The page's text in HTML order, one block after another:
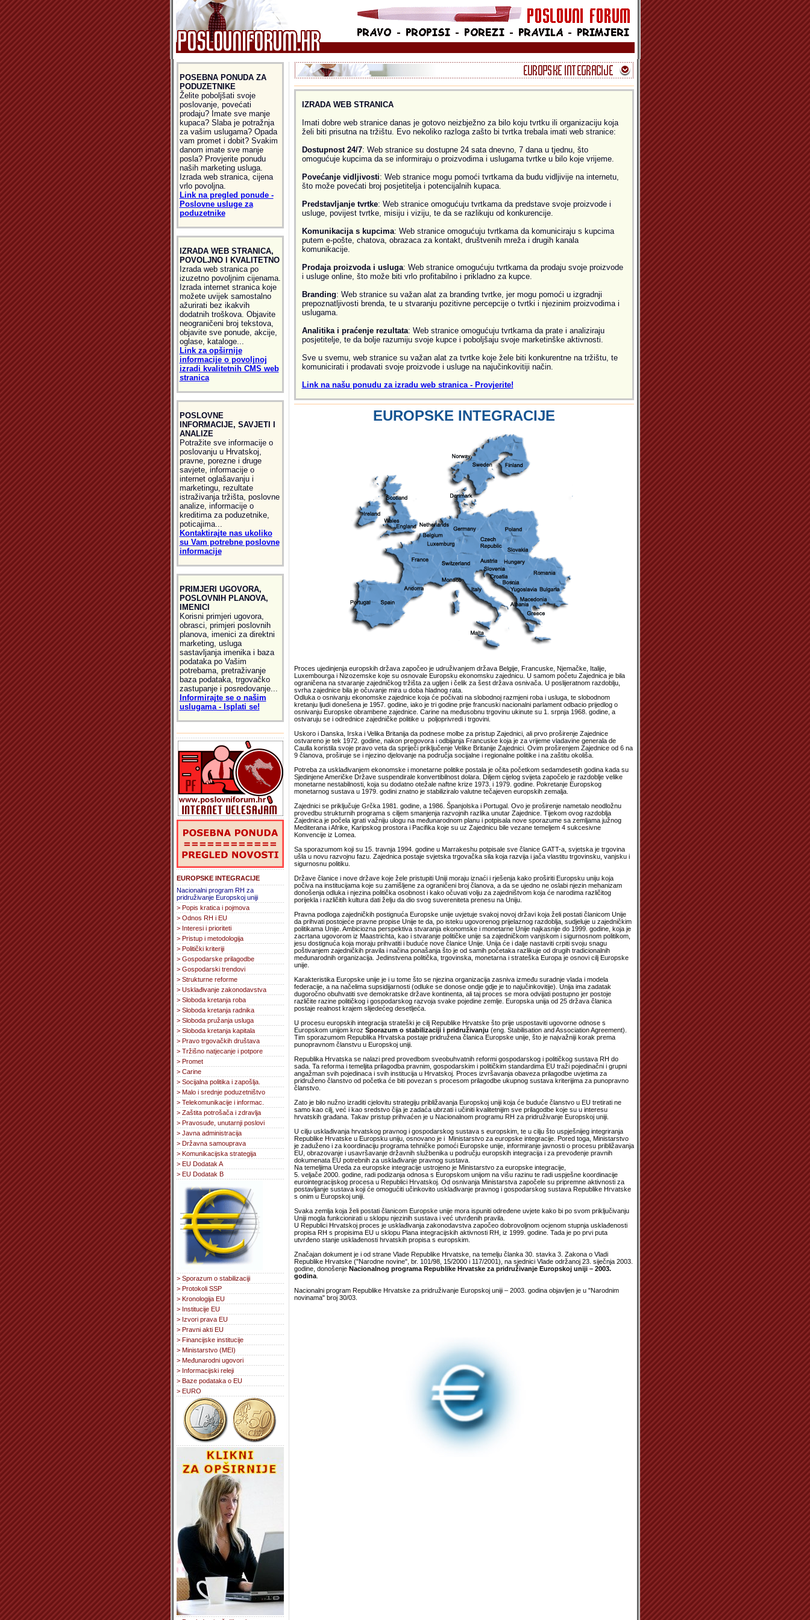
POSEBNA PONUDA ZA
PODUZETNIKE
Želite poboljšati svoje
poslovanje, povećati
prodaju? Imate sve manje
kupaca? Slaba je potražnja
za vašim uslugama? Opada
vam promet i dobit? Svakim
danom imate sve manje
posla? Provjerite ponudu
naših marketing usluga.
Izrada web stranica, cijena
vrlo povoljna.
Link na pregled ponude -
Poslovne usluge za
poduzetnike
IZRADA WEB STRANICA,
POVOLJNO I KVALITETNO
Izrada web stranica po
izuzetno povoljnim cijenama.
Izrada internet stranica koje
možete uvijek samostalno
ažurirati bez ikakvih
dodatnih troškova. Objavite
neograničeni broj tekstova,
objavite sve ponude, akcije,
oglase, kataloge...
Link za opširnije
informacije o povoljnoj
izradi kvalitetnih CMS web
stranica
POSLOVNE
INFORMACIJE, SAVJETI I
ANALIZE
Potražite sve informacije o
poslovanju u Hrvatskoj,
pravne, porezne i druge
savjete, informacije o
internet oglašavanju i
marketingu, rezultate
istraživanja tržišta, poslovne
analize, informacije o
kreditima za poduzetnike,
poticajima...
Kontaktirajte nas ukoliko
su Vam potrebne poslovne
informacije
PRIMJERI UGOVORA,
POSLOVNIH PLANOVA,
IMENICI
Korisni primjeri ugovora,
obrasci, primjeri poslovnih
planova, imenici za direktni
marketing, usluga
sastavljanja imenika i baza
podataka po Vašim
potrebama, pretraživanje
baza podataka, trgovačko
zastupanje i posredovanje...
Informirajte se o našim
uslugama - Isplati se!
EUROPSKE INTEGRACIJE
Nacionalni program RH za
pridruživanje Europskoj uniji
> Popis kratica i pojmova
> Odnos RH i EU
> Interesi i prioriteti
> Pristup i metodologija
> Politički kriteriji
> Gospodarske prilagodbe
> Gospodarski trendovi
> Strukturne reforme
> Usklađivanje zakonodavstva
> Sloboda kretanja roba
> Sloboda kretanja radnika
> Sloboda pružanja usluga
> Sloboda kretanja kapitala
> Pravo trgovačkih društava
> Tržišno natjecanje i potpore
> Promet
> Carine
> Socijalna politika i zapošlja.
> Malo i srednje poduzetništvo
> Telekomunikacije i informac.
> Zaštita potrošača i zdravlja
> Pravosuđe, unutarnji poslovi
> Javna administracija
> Državna samouprava
> Komunikacijska strategija
> EU Dodatak A
> EU Dodatak B
> Sporazum o stabilizaciji
> Protokoli SSP
> Kronologija EU
> Institucije EU
> Izvori prava EU
> Pravni akti EU
> Financijske institucije
> Ministarstvo (MEI)
> Međunarodni ugovori
> Informacijski releji
> Baze podataka o EU
> EURO
IZRADA WEB STRANICA
Imati dobre web stranice danas je gotovo neizbježno za bilo koju tvrtku ili organizaciju koja
želi biti prisutna na tržištu. Evo nekoliko razloga zašto bi tvrtka trebala imati web stranice:
Dostupnost 24/7: Web stranice su dostupne 24 sata dnevno, 7 dana u tjednu, što
omogućuje kupcima da se informiraju o proizvodima i uslugama tvrtke u bilo koje vrijeme.
Povećanje vidljivosti: Web stranice mogu pomoći tvrtkama da budu vidljivije na internetu,
što može povećati broj posjetitelja i potencijalnih kupaca.
Predstavljanje tvrtke: Web stranice omogućuju tvrtkama da predstave svoje proizvode i
usluge, povijest tvrtke, misiju i viziju, te da se razlikuju od konkurencije.
Komunikacija s kupcima: Web stranice omogućuju tvrtkama da komuniciraju s kupcima
putem e-pošte, chatova, obrazaca za kontakt, društvenih mreža i drugih kanala
komunikacije.
Prodaja proizvoda i usluga: Web stranice omogućuju tvrtkama da prodaju svoje proizvode
i usluge online, što može biti vrlo profitabilno i prikladno za kupce.
Branding: Web stranice su važan alat za branding tvrtke, jer mogu pomoći u izgradnji
prepoznatljivosti brenda, te u stvaranju pozitivne percepcije o tvrtki i njezinim proizvodima i
uslugama.
Analitika i praćenje rezultata: Web stranice omogućuju tvrtkama da prate i analiziraju
posjetitelje, te da bolje razumiju svoje kupce i poboljšaju svoje marketinške aktivnosti.
Sve u svemu, web stranice su važan alat za tvrtke koje žele biti konkurentne na tržištu, te
komunicirati i prodavati svoje proizvode i usluge na najučinkovitiji način.
Link na našu ponudu za izradu web stranica - Provjerite!
EUROPSKE INTEGRACIJE
Proces ujedinjenja europskih država započeo je udruživanjem država Belgije, Francuske, Njemačke, Italije,
Luxembourga i Nizozemske koje su osnovale Europsku ekonomsku zajednicu. U samom početu Zajednica je bila
ograničena na stvaranje zajedničkog tržišta za ugljen i čelik za šest država osnivača. U poslijeratnom razdoblju,
svrha zajednice bila je očuvanje mira u doba hladnog rata.
Odluka o osnivanju ekonomske zajednice koja će počivati na slobodnoj razmjeni roba i usluga, te slobodnom
kretanju ljudi donešena je 1957. godine, iako je tri godine prije francuski nacionalni parlament odbacio prijedlog o
osnivanju Europske obrambene zajednice. Carine na međusobnu trgovinu ukinute su 1. srpnja 1968. godine, a
ostvaruju se i odrednice zajedničke politike u poljoprivredi i trgovini.
Uskoro i Danska, Irska i Velika Britanija da podnese molbe za pristup Zajednici, ali prvo proširenje Zajednice
ostvareno je tek 1972. godine, nakon pregovora i odbijanja Francuske koja je za vrijeme vladavine generala de
Caulla koristila svoje pravo veta da spriječi priključenje Velike Britanije Zajednici. Ovim proširenjem Zajednice od 6 na
9 članova, proširuje se i njezino djelovanje na područja socijalne i regionalne politike i na zaštitu okoliša.
Potreba za usklađivanjem ekonomske i monetarne politike postala je očita početkom sedamdesetih godina kada su
Sjedinjene Američke Države suspendirale konvertibilnost dolara. Diljem cijelog svijeta započelo je razdoblje velike
monetarne nestabilnosti, koja su dodatno otežale naftne krize 1973. i 1979. godine. Pokretanje Europskog
monetarnog sustava u 1979. godini znatno je stabiliziralo valutne tečajeven europskih zemalja.
Zajednici se priključuje Grčka 1981. godine, a 1986. Španjolska i Portugal. Ovo je proširenje nametalo neodložnu
provedbu strukturnih programa s ciljem smanjenja razvojnih razlika unutar Zajednice. Tijekom ovog razdoblja
Zajednica je počela igrati važniju ulogu na međunarodnom planu i potpisala nove sporazume sa zemljama južnog
Mediterana i Afrike, Karipskog prostora i Pacifika koje su uz Zajednicu bile vezane temeljem 4 sukcesivne
Konvencije iz Lomea.
Sa sporazumom koji su 15. travnja 1994. godine u Marrakeshu potpisale sve članice GATT-a, svjetska je trgovina
ušla u novu razvojnu fazu. Zajednica postaje svjetska trgovačka sila koja razvija i jača vlastitu trgovinsku, vanjsku i
sigurnosnu politiku.
Države članice i nove države koje žele pristupiti Uniji moraju iznaći i rješenja kako proširiti Europsku uniju koja
počiva na institucijama koje su zamišljene za ograničeni broj članova, a da se ujedno ne oslabi njezin mehanizam
donošenja odluka i njezina politička osobnost i kako očuvati volju za zajedništvom koja će narodima različitog
porijekla i različitih kultura dati želju da dio svog suvereniteta prenesu na Uniju.
Pravna podloga zajedničkih postignuća Europske unije uvjetuje svakoj novoj državi koja želi postati članicom Unije
da prihvati postojeće pravne propise Unije te da, po isteku ugovorenog prijelaznog razdoblja, sudjeluje u zajedničkim
politikama Unije. Ambiciozna perspektiva stvaranja ekonomske i monetarne Unije najkasnije do 1999. godine, koja je
zacrtana ugovorom iz Maastrichta, kao i stvaranje političke unije sa zajedničkom vanjskom i sigurnosnom politikom,
jesu dostignuća koja moraju prihvatiti i buduće nove članice Unije. Unija će i dalje nastaviti crpiti svoju snagu
poštivanjem zajedničkih pravila i načina ponašanja što je od samih početaka razlikuje od drugih tradicionalnih
međunarodnih organizacija. Jedinstvena politička, trgovinska, monetarna i strateška Europa je osnovi cilj Europske
unije.
Karakteristika Europske unije je i u tome što se njezina organizacija zasniva između suradnje vlada i modela
federacije, a na načelima supsidijarnosti (odluke se donose ondje gdje je to najučinkovitije). Unija ima zadatak
dugoročno obuhvatiti sve demokratske države kontinenta, ali taj proces se mora odvijati postupno jer postoje
različite razine političkog i gospodarskog razvoja svake pojedine zemlje. Europska unija od 25 država članica
postaje realnost krajem slijedećeg desetljeća.
U procesu europskih integracija strateški je cilj Republike Hrvatske što prije uspostaviti ugovorne odnose s
Europskom unijom kroz Sporazum o stabilizaciji i pridruživanju (eng. Stabilisation and Association Agreement).
Tim sporazumom Republika Hrvatska postaje pridružena članica Europske unije, što je najvažniji korak prema
punopravnom članstvu u Europskoj uniji.
Republika Hrvatska se nalazi pred provedbom sveobuhvatnih reformi gospodarskog i političkog sustava RH do
sada. Ta reforma i temeljita prilagodba pravnim, gospodarskim i političkim standardima EU traži pojedinačni i grupni
angažman svih pojedinaca i svih institucija u Hrvatskoj. Proces izvršavanja obaveza prilagodbe uvjetima za
pridruženo članstvo od početka će biti povezan s procesom prilagodbe ukupnog sustava kriterijima za punopravno
članstvo.
Zato je bilo nužno izraditi cjelovitu strategiju približavanja Europskoj uniji koja će buduće članstvo u EU tretirati ne
samo kao cilj, već i kao sredstvo čija je zadaća ubrzati i učiniti kvalitetnijim sve prilagodbe koje su u interesu
hrvatskih građana. Takav pristup prihvaćen je u Nacionalnom programu RH za pridruživanje Europskoj uniji.
U cilju usklađivanja hrvatskog pravnog i gospodarskog sustava s europskim, te u cilju što uspješnijeg integriranja
Republike Hrvatske u Europsku uniju, osnovano je i Ministarstvo za europske integracije. Pored toga, Ministarstvo
je zaduženo i za koordinaciju programa tehničke pomoći Europske unije, informiranje javnosti o procesu približavanja
EU, obrazovanje i usavršavanje državnih službenika u području europskih integracija i za prevođenje pravnih
dokumenata EU potrebnih za usklađivanje pravnog sustava.
Na temeljima Ureda za europske integracije ustrojeno je Ministarstvo za europske integracije,
5. veljače 2000. godine, radi podizanja odnosa s Europskom unijom na višu razinu te radi uspješne koordinacije
eurointegracijskog procesa u Republici Hrvatskoj. Od osnivanja Ministarstva započele su pripremne aktivnosti za
postavljanje sustava koji će omogućiti učinkovito usklađivanje pravnog i gospodarskog sustava Republike Hrvatske
s onim u Europskoj uniji.
Svaka zemlja koja želi postati članicom Europske unije mora ispuniti određene uvjete kako bi po svom priključivanju
Uniji mogla funkcionirati u sklopu njezinih sustava i već utvrđenih pravila.
U Republici Hrvatskoj proces je usklađivanja zakonodavstva započeo dobrovoljnom ocjenom stupnja usklađenosti
propisa RH s propisima EU u sklopu Plana integracijskih aktivnosti RH, iz 1999. godine. Tada je po prvi puta
utvrđeno stanje usklađenosti hrvatskih propisa s europskim.
Značajan dokument je i od strane Vlade Republike Hrvatske, na temelju članka 30. stavka 3. Zakona o Vladi
Republike Hrvatske ("Narodne novine", br. 101/98, 15/2000 i 117/2001), na sjednici Vlade održanoj 23. siječnja 2003.
godine, donošenje Nacionalnog programa Republike Hrvatske za pridruživanje Europskoj uniji – 2003.
godina.
Nacionalni program Republike Hrvatske za pridruživanje Europskoj uniji – 2003. godina objavljen je u "Narodnim
novinama" broj 30/03.